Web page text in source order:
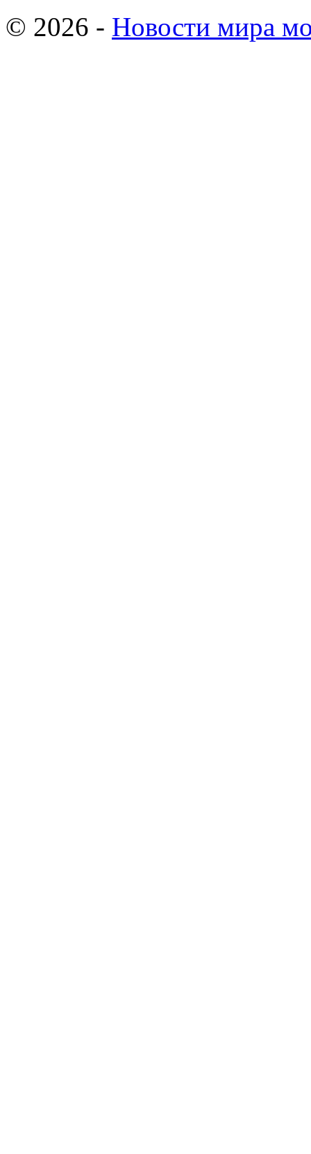
© 2026 - Новости мира